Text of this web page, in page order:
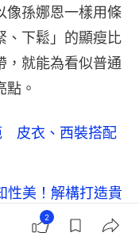
像孫娜恩一樣用條
、下鬆」的顯瘦比
，就能為看似普通
。
皮衣、西裝搭配
性美！解構打造貴
2